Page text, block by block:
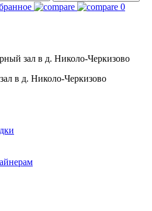
0
зал в д. Николо-Черкизово
в д. Николо-Черкизово